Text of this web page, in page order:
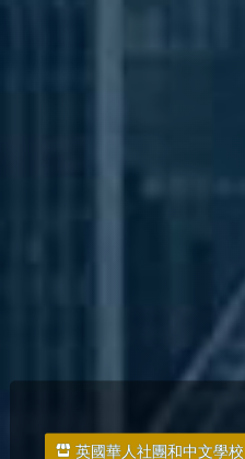
英國華人社團和中文學校